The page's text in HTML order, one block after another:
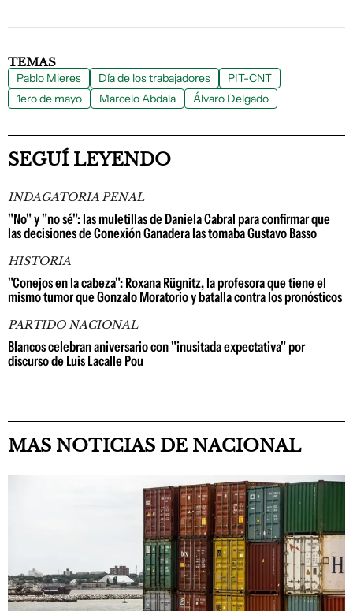
TEMAS
Pablo Mieres Día de los trabajadores
PIT-CNT
1ero de mayo
Marcelo Abdala Álvaro Delgado
SEGUÍ LEYENDO
INDAGATORIA PENAL
"No" y "no sé": las muletillas de Daniela Cabral para confirmar que
las decisiones de Conexión Ganadera las tomaba Gustavo Basso
HISTORIA
"Conejos en la cabeza": Roxana Rügnitz, la profesora que tiene el
mismo tumor que Gonzalo Moratorio y batalla contra los pronósticos
PARTIDO NACIONAL
Blancos celebran aniversario con "inusitada expectativa" por
discurso de Luis Lacalle Pou
MAS NOTICIAS DE NACIONAL